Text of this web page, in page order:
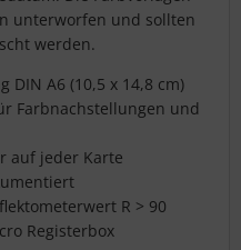
unterworfen und sollten
werden.
DIN A6 (10,5 x 14,8 cm)
Farbnachstellungen und
auf jeder Karte
R > 90
Registerbox